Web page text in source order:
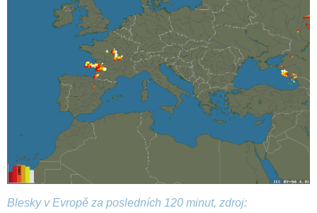
Blesky v Evropě za posledních 120 minut, zdroj: